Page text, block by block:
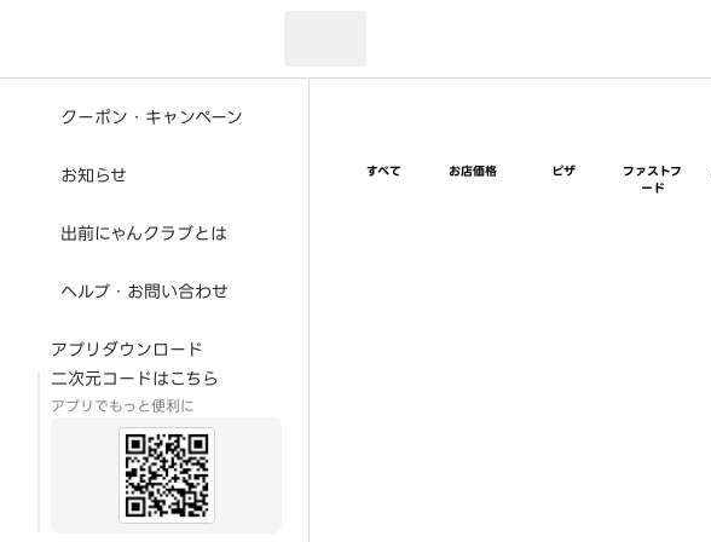
クーポン・キャンペーン
お知らせ
出前にゃんクラブとは
ヘルプ・お問い合わせ
アプリダウンロード
二次元コードはこちら
アプリでもっと便利に
すべて お店価格 ピザ
ファストフ
ード